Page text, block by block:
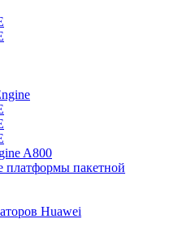
A800
платформы пакетной
Huawei